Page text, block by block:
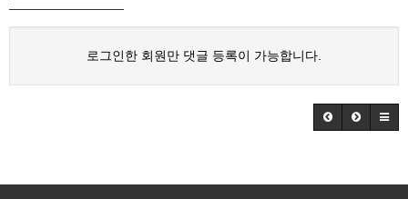
로그인한 회원만 댓글 등록이 가능합니다.